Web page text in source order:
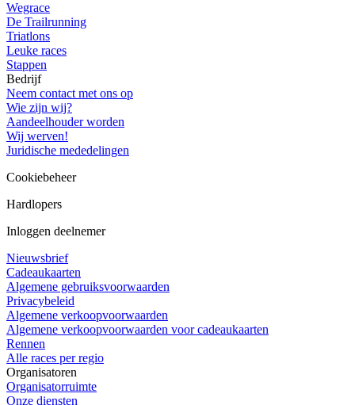
Wegrace
De Trailrunning
Triatlons
Leuke races
Stappen
Bedrijf
Neem contact met ons op
Wie zijn wij?
Aandeelhouder worden
Wij werven!
Juridische mededelingen
Cookiebeheer
Hardlopers
Inloggen deelnemer
Nieuwsbrief
Cadeaukaarten
Algemene gebruiksvoorwaarden
Privacybeleid
Algemene verkoopvoorwaarden
Algemene verkoopvoorwaarden voor cadeaukaarten
Rennen
Alle races per regio
Organisatoren
Organisatorruimte
Onze diensten